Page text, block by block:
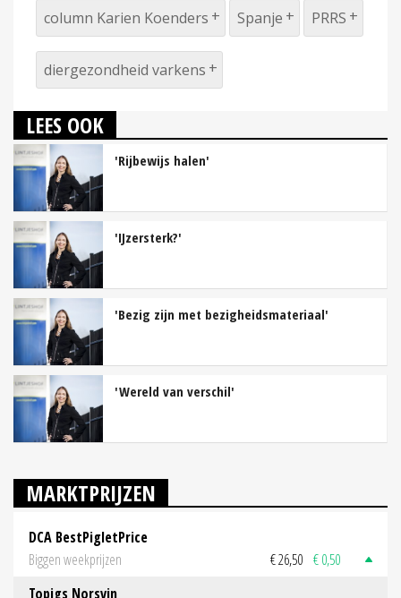
column Karien Koenders Spanje PRRS
diergezondheid varkens
LEES OOK
'Rijbewijs halen'
'IJzersterk?'
'Bezig zijn met bezigheidsmateriaal'
'Wereld van verschil'
MARKTPRIJZEN
DCA BestPigletPrice
Biggen weekprijzen
€ 26,50 € 0,50
Topigs Norsvin